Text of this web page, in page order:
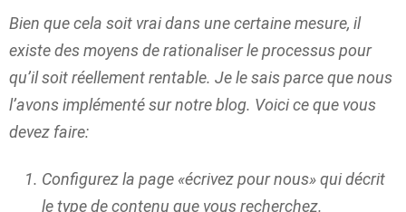
Bien que cela soit vrai dans une certaine mesure, il
existe des moyens de rationaliser le processus pour
qu’il soit réellement rentable. Je le sais parce que nous
l’avons implémenté sur notre blog. Voici ce que vous
devez faire:
Configurez la page «écrivez pour nous» qui décrit
le type de contenu que vous recherchez.